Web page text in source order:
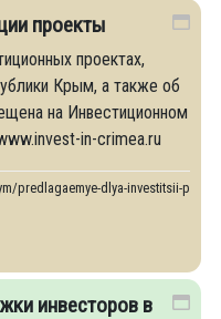
проекты
проектах,
Крым, а также об
на Инвестиционном
in-crimea.ru
predlagaemye-dlya-investitsii-
инвесторов в